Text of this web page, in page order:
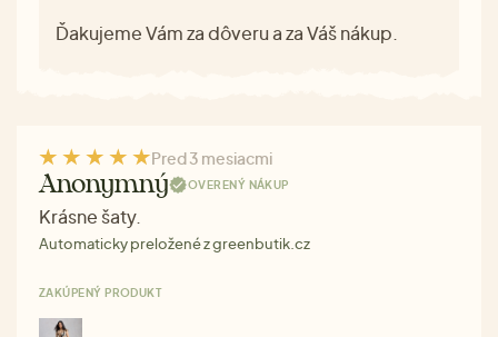
Ďakujeme Vám za dôveru a za Váš nákup.
Pred 3 mesiacmi
Anonymný OVERENÝ NÁKUP
Krásne šaty.
Automaticky preložené z greenbutik.cz
ZAKÚPENÝ PRODUKT